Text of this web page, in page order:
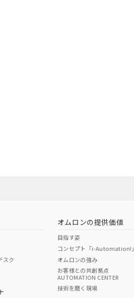
スク
オムロンの提供価値
目指す姿
コンセプト「i-Automation!」
オムロンの強み
お客様との共創拠点
AUTOMATION CENTER
技術を磨く現場